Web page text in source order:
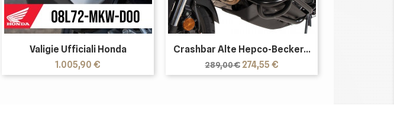
Valigie Ufficiali Honda
Prezzo
1.005,90 €
Crashbar Alte Hepco-Becker...
Prezzo
base
289,00 € Prezzo
274,55 €